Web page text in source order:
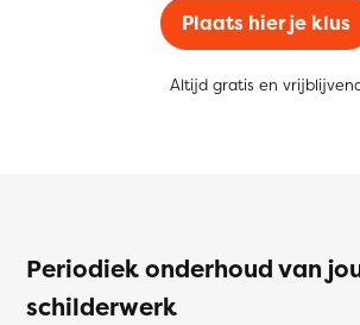
Plaats hier je klus
Altijd gratis en
Periodiek onderhoud van
schilderwerk